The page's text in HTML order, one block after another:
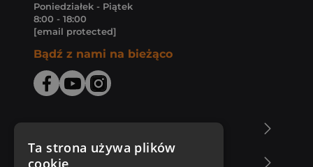
Poniedziałek - Piątek
8:00 - 18:00
[email protected]
Bądź z nami na bieżąco
Zakupy u nas
Ta strona używa plików
cookie